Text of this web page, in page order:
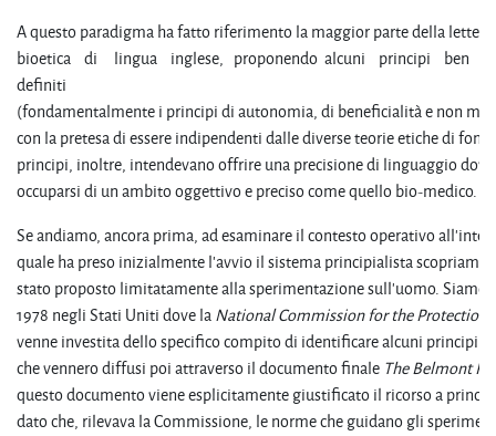
A questo paradigma ha fatto riferimento la maggior parte della
bioetica di lingua inglese, proponendo alcuni principi ben
definiti
(fondamentalmente i principi di autonomia, di beneficialità e non
con la pretesa di essere indipendenti dalle diverse teorie etiche di
principi, inoltre, intendevano offrire una precisione di linguaggio
occuparsi di un ambito oggettivo e preciso come quello bio-medico.
Se andiamo, ancora prima, ad esaminare il contesto operativo
quale ha preso inizialmente l'avvio il sistema principialista scopriamo
stato proposto limitatamente alla sperimentazione sull'uomo. Siamo
1978 negli Stati Uniti dove laNational Commission for the Protection
venne investita dello specifico compito di identificare alcuni principi
che vennero diffusi poi attraverso il documento finale The Belmont
questo documento viene esplicitamente giustificato il ricorso a
dato che, rilevava la Commissione, le norme che guidano gli